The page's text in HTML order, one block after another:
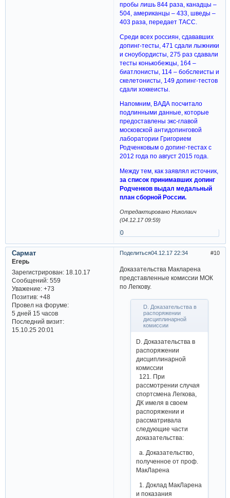
пробы лишь 844 раза, канадцы –
504, американцы – 433, шведы –
403 раза, передает ТАСС.
Среди всех россиян, сдававших
допинг-тесты, 471 сдали лыжники
и сноубордисты, 275 раз сдавали
тесты конькобежцы, 164 –
биатлонисты, 114 – бобслеисты и
скелетонисты, 149 допинг-тестов
сдали хоккеисты.
Напомним, ВАДА посчитало
подлинными данные, которые
предоставлены экс-главой
московской антидопинговой
лаборатории Григорием
Родченковым о допинг-тестах с
2012 года по август 2015 года.
Между тем, как заявлял источник,
за список принимавших допинг
Родченков выдал медальный
план сборной России.
Отредактировано Николаич
(04.12.17 09:59)
0
Поделиться 10
04.12.17 22:34
Сармат
Егерь
Зарегистрирован: 18.10.17
Сообщений:559
Уважение: +73
Позитив: +48
Провел на форуме:
5 дней 15 часов
Последний визит:
15.10.25 20:01
Доказательства Макларена
представленные комиссии МОК
по Легкову.
D. Доказательства в
распоряжении
дисциплинарной
комиссии
D. Доказательства в
распоряжении
дисциплинарной
комиссии
121. При
рассмотрении случая
спортсмена Легкова,
ДК имеля в своем
распоряжении и
рассматривала
следующие части
доказательства:
a. Доказательство,
полученное от проф.
МакЛарена
1. Доклад МакЛарена
и показания